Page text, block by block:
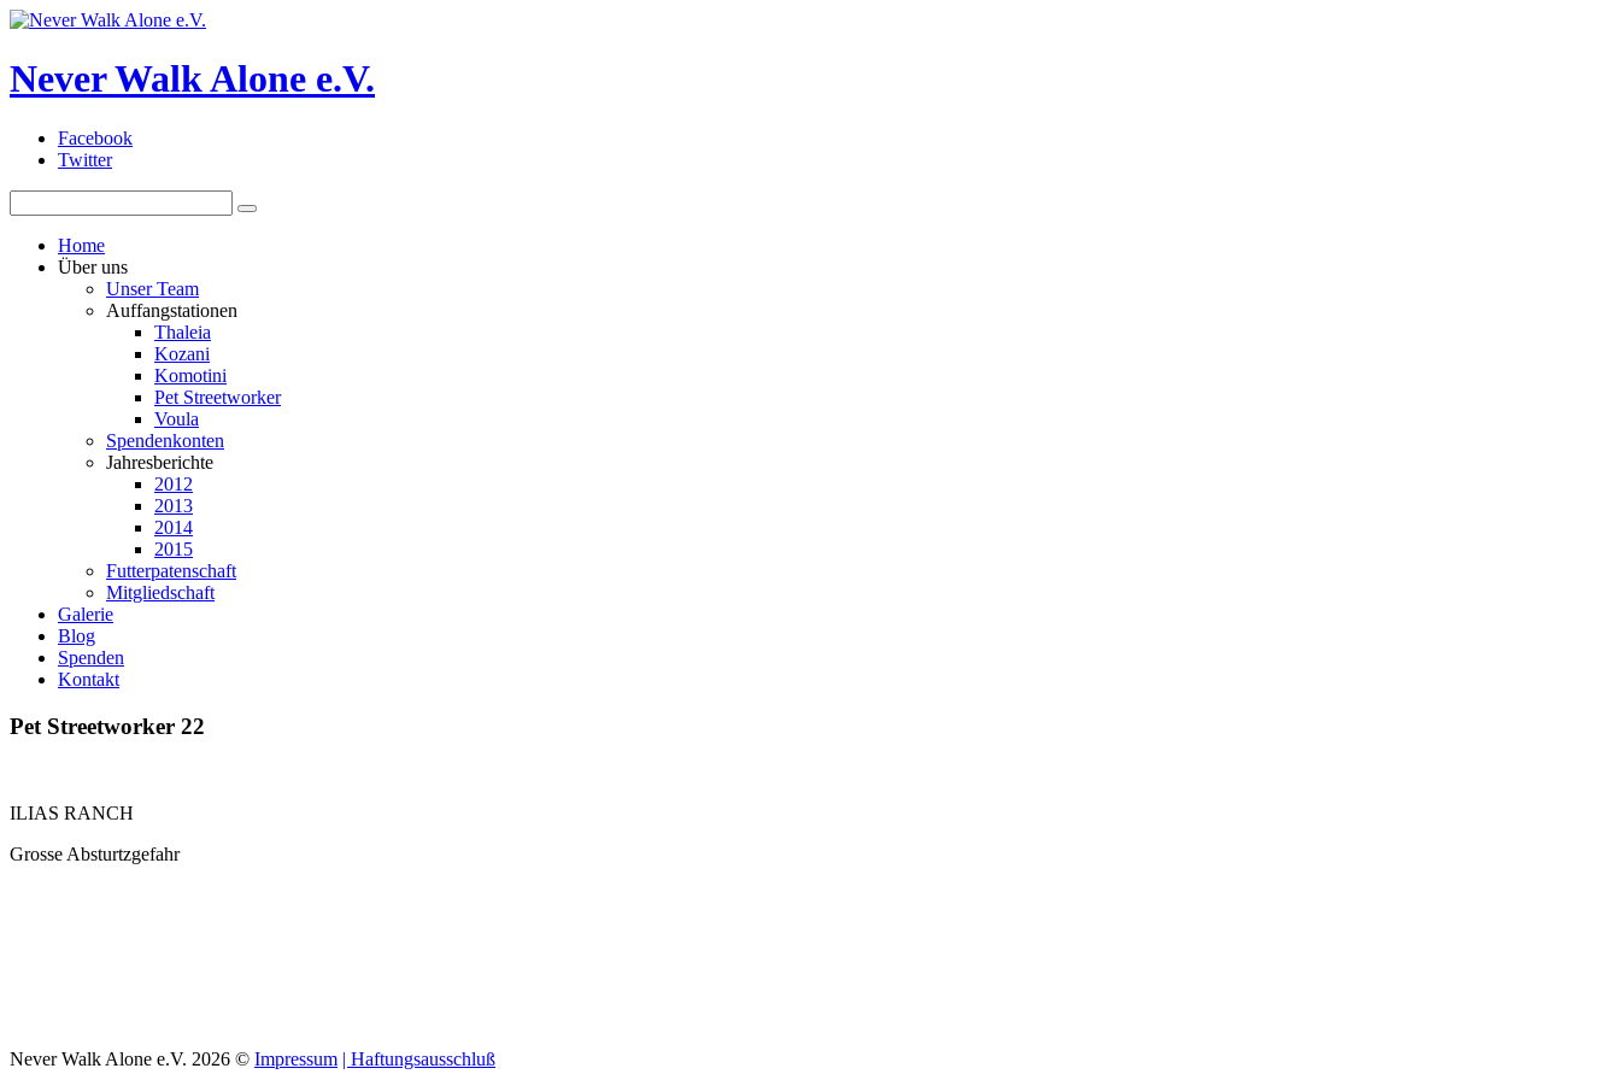
Never Walk Alone e.V.
Facebook
Twitter
Home
Über uns
Unser Team
Auffangstationen
Thaleia
Kozani
Komotini
Pet Streetworker
Voula
Spendenkonten
Jahresberichte
2012
2013
2014
2015
Futterpatenschaft
Mitgliedschaft
Galerie
Blog
Spenden
Kontakt
Pet Streetworker 22
ILIAS RANCH
Grosse Absturtzgefahr
Never Walk Alone e.V. 2026 © Impressum | Haftungsausschluß